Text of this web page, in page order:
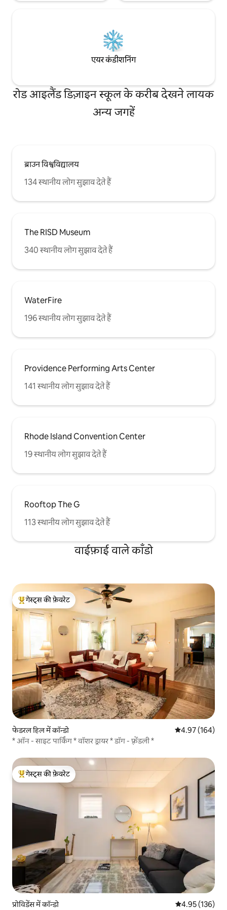
एयर कंडीशनिंग
रोड आइलैंड डिज़ाइन स्कूल के करीब देखने लायक
अन्य जगहें
ब्राउन विश्वविद्यालय
134 स्थानीय लोग सुझाव देते हैं
The RISD Museum
340 स्थानीय लोग सुझाव देते हैं
WaterFire
196 स्थानीय लोग सुझाव देते हैं
Providence Performing Arts Center
141 स्थानीय लोग सुझाव देते हैं
Rhode Island Convention Center
19 स्थानीय लोग सुझाव देते हैं
Rooftop The G
113 स्थानीय लोग सुझाव देते हैं
वाईफ़ाई वाले काँडो
गेस्ट्स का टॉप फ़ेवरेट
गेस्ट्स की फ़ेवरेट
फेडरल हिल में कॉन्डो औसत रेटिंग 5 में से
4.97 (164)
* ऑन - साइट पार्किंग * वॉशर ड्रायर * डॉग - फ़्रेंडली *
गेस्ट्स का टॉप फ़ेवरेट
गेस्ट्स की फ़ेवरेट
प्रोविडेंस में कॉन्डो औसत रेटिंग 5 में से
4.95 (136)